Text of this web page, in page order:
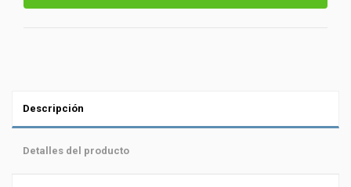
Descripción
Detalles del producto